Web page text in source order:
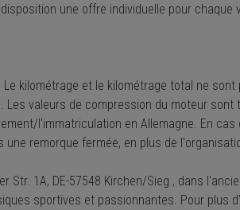
une offre individuelle pour chaque
kilométrage et le kilométrage total ne sont
valeurs de compression du moteur sont
l'immatriculation en Allemagne. En cas
remorque fermée, en plus de
1A, DE-57548 Kirchen/Sieg , dans
sportives et passionnantes. Pour plus